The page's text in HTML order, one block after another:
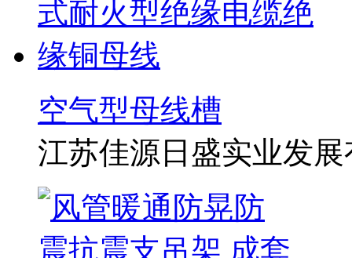
空气型母线槽
江苏佳源日盛实业发